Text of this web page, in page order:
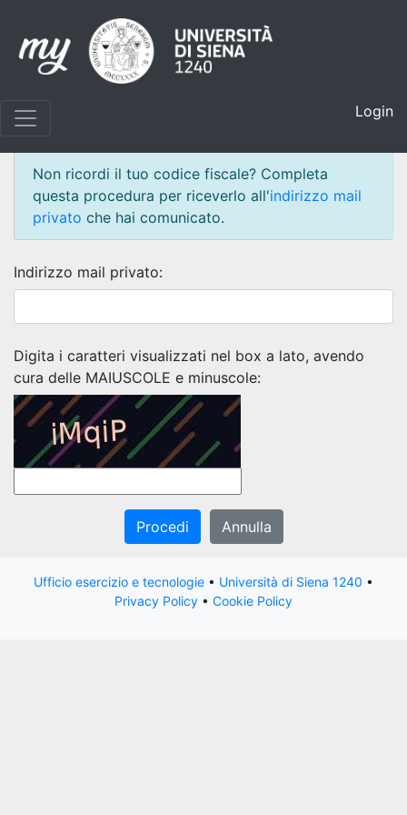
Login
Recupero Codice Fiscale
Non ricordi il tuo codice fiscale? Completa
questa procedura per riceverlo all'indirizzo mail
privato che hai comunicato.
Indirizzo mail privato:
Digita i caratteri visualizzati nel box a lato, avendo
cura delle MAIUSCOLE e minuscole:
Procedi Annulla
Ufficio esercizio e tecnologie • Università di Siena 1240 •
Privacy Policy • Cookie Policy